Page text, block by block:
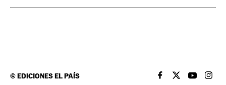
©EDICIONES EL PAÍS EL PAÍS BRASIL EN
EL PAÍSEL PAÍS
EL